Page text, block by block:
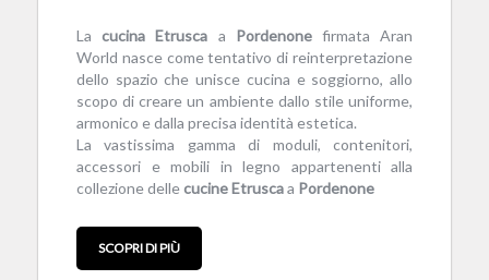
Lacucina Etrusca a Pordenonefirmata Aran
World nasce come tentativo di reinterpretazione
dello spazio che unisce cucina e soggiorno, allo
scopo di creare un ambiente dallo stile uniforme,
armonico e dalla precisa identità estetica.
La vastissima gamma di moduli, contenitori,
accessori e mobili in legno appartenenti alla
collezione dellecucineEtruscaa Pordenone
SCOPRI DI PIÙ